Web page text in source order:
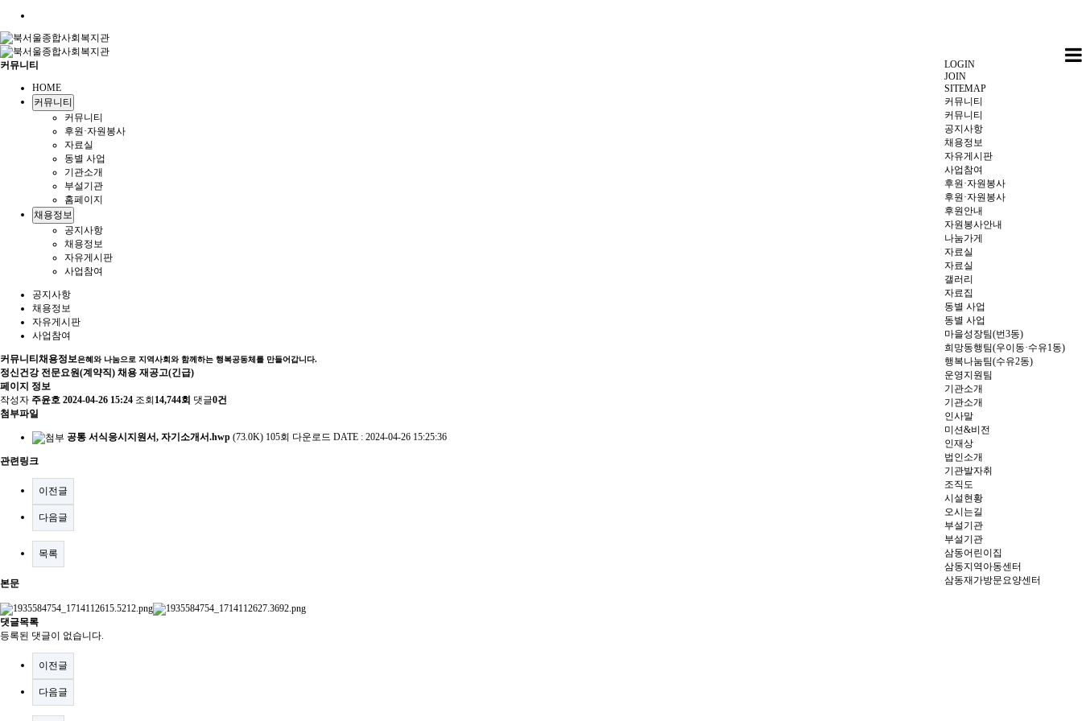
LOGIN
JOIN
SITEMAP
커뮤니티
커뮤니티
공지사항
채용정보
자유게시판
사업참여
후원·자원봉사
후원·자원봉사
후원안내
자원봉사안내
나눔가게
자료실
자료실
갤러리
자료집
동별 사업
동별 사업
마을성장팀(번3동)
희망동행팀(우이동·수유1동)
행복나눔팀(수유2동)
운영지원팀
기관소개
기관소개
인사말
미션&비전
인재상
법인소개
기관발자취
조직도
시설현황
오시는길
부설기관
부설기관
삼동어린이집
삼동지역아동센터
삼동재가방문요양센터
커뮤니티
HOME
커뮤니티
커뮤니티
후원·자원봉사
자료실
동별 사업
기관소개
부설기관
홈페이지
채용정보
공지사항
채용정보
자유게시판
사업참여
공지사항
채용정보
자유게시판
사업참여
커뮤니티 채용정보은혜와 나눔으로 지역사회와 함께하는 행복공동체를 만들어갑니다.
정신건강 전문요원(계약직) 채용 재공고(긴급)
페이지 정보
작성자 주윤호 2024-04-26 15:24 조회 14,744회 댓글0건
첨부파일
공통 서식응시지원서, 자기소개서.hwp (73.0K) 105회 다운로드 DATE : 2024-04-26 15:25:36
관련링크
이전글
다음글
목록
본문
댓글목록
등록된 댓글이 없습니다.
이전글
다음글